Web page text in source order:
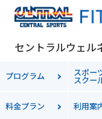
セントラルウェル
プログラム スポー
スクー
料金プラン 利用案